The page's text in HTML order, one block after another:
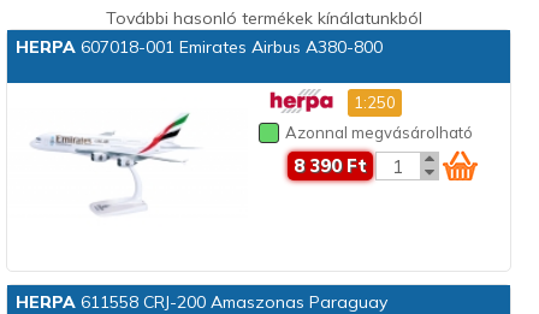
További hasonló termékek kínálatunkból
HERPA607018-001 Emirates Airbus A380-800
1:250
Azonnal megvásárolható
8 390 Ft
HERPA611558 CRJ-200 Amaszonas Paraguay